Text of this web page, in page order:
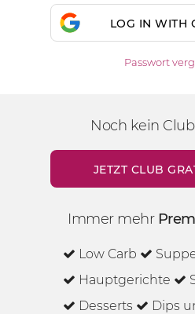
LOG IN WITH
Passwort
Noch kein
JETZT CLUB
Immer mehr
Low Carb
Hauptgerichte
Desserts
Dips